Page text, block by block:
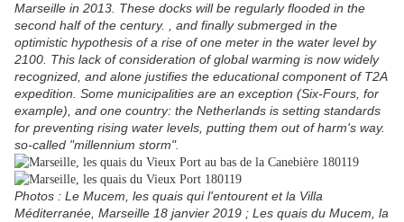
Marseille in 2013. These docks will be regularly flooded in the
second half of the century. , and finally submerged in the
optimistic hypothesis of a rise of one meter in the water level by
2100. This lack of consideration of global warming is now widely
recognized, and alone justifies the educational component of T2A
expedition. Some municipalities are an exception (Six-Fours, for
example), and one country: the Netherlands is setting standards
for preventing rising water levels, putting them out of harm's way.
so-called "millennium storm".
Photos : Le Mucem, les quais qui l'entourent et la Villa
Méditerranée, Marseille 18 janvier 2019 ; Les quais du Mucem, la